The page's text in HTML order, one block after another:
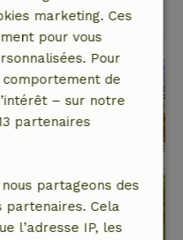
voir
marketing. Ces
pour vous
Pour
de
– sur notre
partenaires
partageons des
partenaires. Cela
l’adresse IP, les